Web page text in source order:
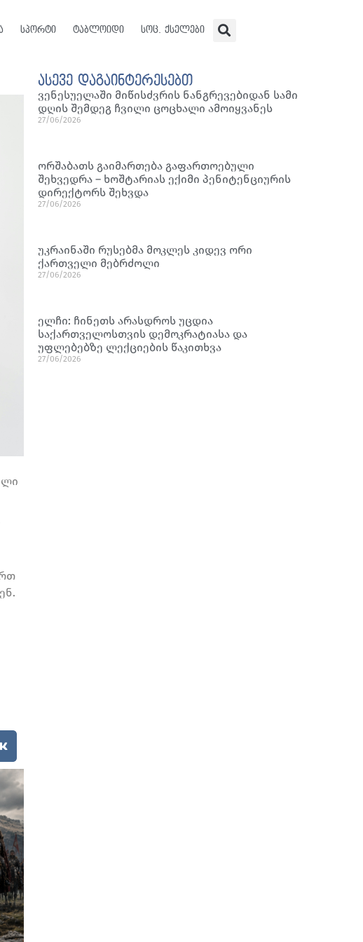
სპორტი ტაბლოიდი სოც. ქსელები
ასევე დაგაინტერესებთ
ვენესუელაში მიწისძვრის ნანგრევებიდან სამი
დღის შემდეგ ჩვილი ცოცხალი ამოიყვანეს
27/06/2026
ორშაბათს გაიმართება გაფართოებული
შეხვედრა – ხოშტარიას ექიმი პენიტენციურის
დირექტორს შეხვდა
27/06/2026
უკრაინაში რუსებმა მოკლეს კიდევ ორი
ქართველი მებრძოლი
27/06/2026
ელჩი: ჩინეთს არასდროს უცდია
საქართველოსთვის დემოკრატიასა და
უფლებებზე ლექციების წაკითხვა
27/06/2026